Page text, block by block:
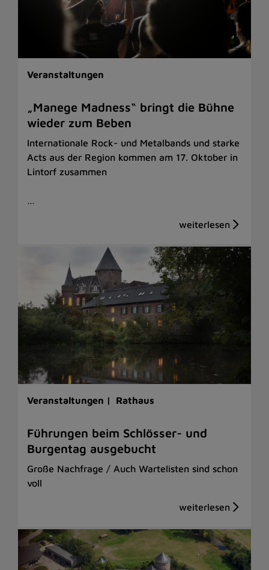
Veranstaltungen
„Manege Madness“ bringt die Bühne
wieder zum Beben
Internationale Rock- und Metalbands und starke
Acts aus der Region kommen am 17. Oktober in
Lintorf zusammen
…
Veranstaltungen | Rathaus
Führungen beim Schlösser- und
Burgentag ausgebucht
Große Nachfrage / Auch Wartelisten sind schon
voll